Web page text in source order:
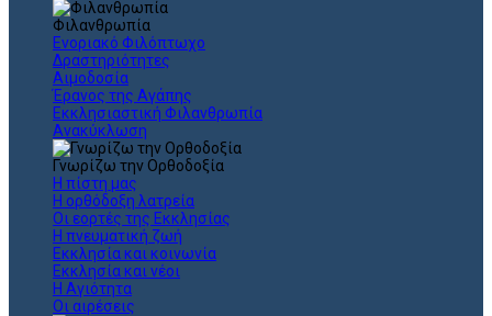
Φιλανθρωπία
Ενοριακό Φιλόπτωχο
Δραστηριότητες
Αιμοδοσία
Έρανος της Αγάπης
Εκκλησιαστική Φιλανθρωπία
Ανακύκλωση
Γνωρίζω την Ορθοδοξία
Η πίστη μας
Η ορθόδοξη λατρεία
Οι εορτές της Εκκλησίας
Η πνευματική ζωή
Εκκλησία και κοινωνία
Εκκλησία και νέοι
Η Αγιότητα
Οι αιρέσεις